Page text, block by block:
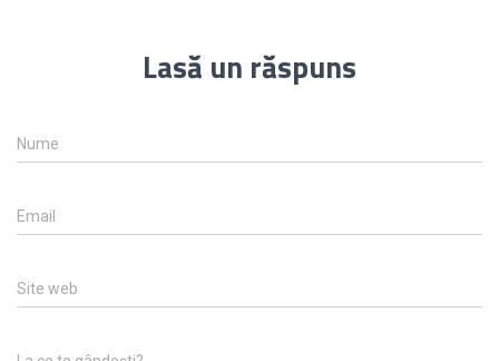
Lasă un răspuns
Nume
Email
Site web